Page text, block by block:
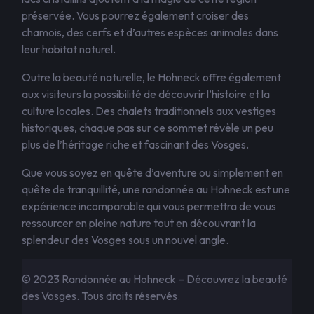
préservée. Vous pourrez également croiser des
chamois, des cerfs et d’autres espèces animales dans
leur habitat naturel.
Outre la beauté naturelle, le Hohneck offre également
aux visiteurs la possibilité de découvrir l’histoire et la
culture locales. Des chalets traditionnels aux vestiges
historiques, chaque pas sur ce sommet révèle un peu
plus de l’héritage riche et fascinant des Vosges.
Que vous soyez en quête d’aventure ou simplement en
quête de tranquillité, une randonnée au Hohneck est une
expérience incomparable qui vous permettra de vous
ressourcer en pleine nature tout en découvrant la
splendeur des Vosges sous un nouvel angle.
© 2023 Randonnée au Hohneck – Découvrez la beauté
des Vosges. Tous droits réservés.